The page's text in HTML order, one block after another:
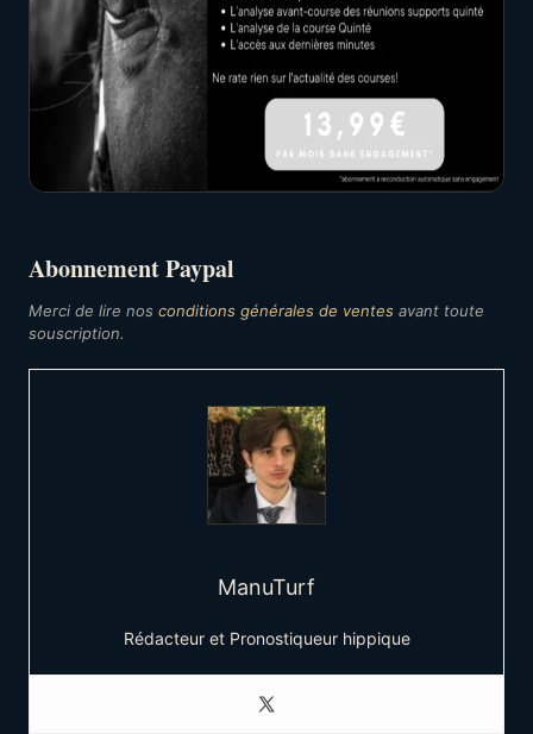
Abonnement Paypal
Merci de lire nos conditions générales de ventes avant toute
souscription.
ManuTurf
Rédacteur et Pronostiqueur hippique